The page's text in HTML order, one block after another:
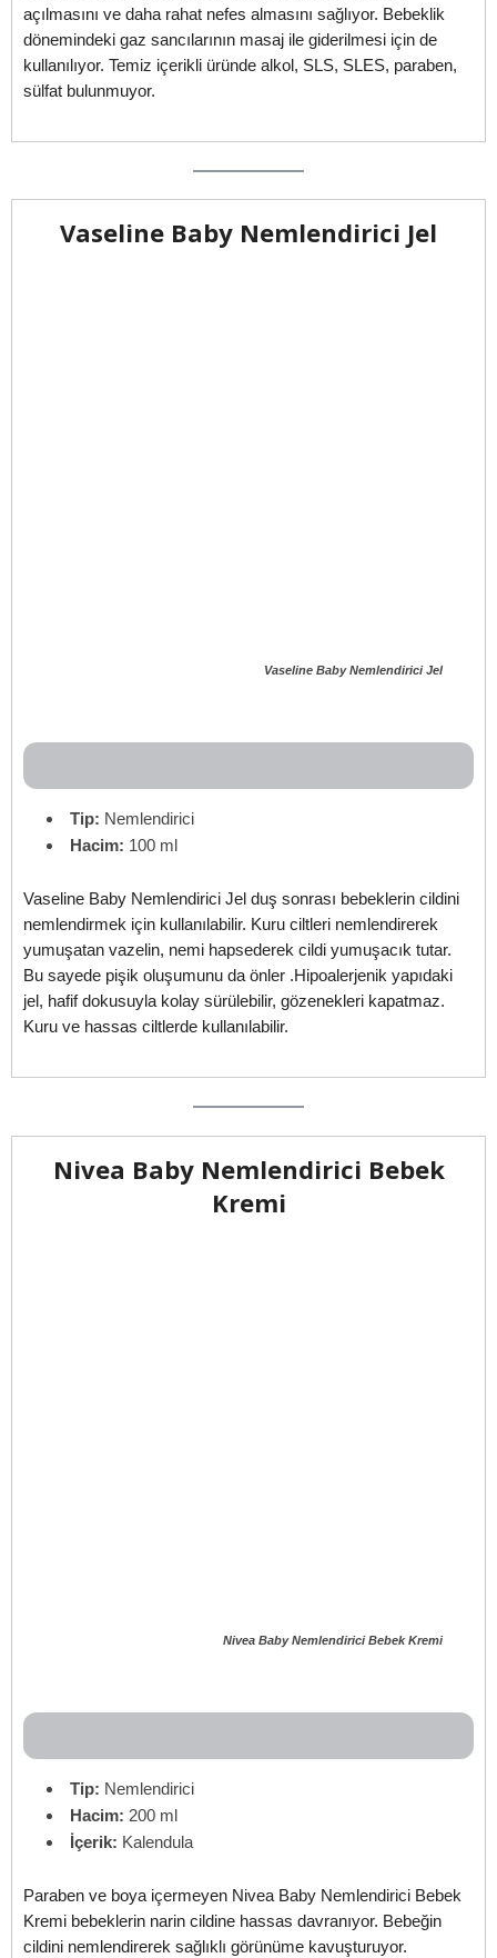
açılmasını ve daha rahat nefes almasını sağlıyor. Bebeklik
dönemindeki gaz sancılarının masaj ile giderilmesi için de
kullanılıyor. Temiz içerikli üründe alkol, SLS, SLES, paraben,
sülfat bulunmuyor.
Vaseline Baby Nemlendirici Jel
Vaseline Baby Nemlendirici Jel
Tip: Nemlendirici
Hacim: 100 ml
Vaseline Baby Nemlendirici Jel duş sonrası bebeklerin cildini
nemlendirmek için kullanılabilir. Kuru ciltleri nemlendirerek
yumuşatan vazelin, nemi hapsederek cildi yumuşacık tutar.
Bu sayede pişik oluşumunu da önler .Hipoalerjenik yapıdaki
jel, hafif dokusuyla kolay sürülebilir, gözenekleri kapatmaz.
Kuru ve hassas ciltlerde kullanılabilir.
Nivea Baby Nemlendirici Bebek
Kremi
Nivea Baby Nemlendirici Bebek Kremi
Tip: Nemlendirici
Hacim: 200 ml
İçerik: Kalendula
Paraben ve boya içermeyen Nivea Baby Nemlendirici Bebek
Kremi bebeklerin narin cildine hassas davranıyor. Bebeğin
cildini nemlendirerek sağlıklı görünüme kavuşturuyor.